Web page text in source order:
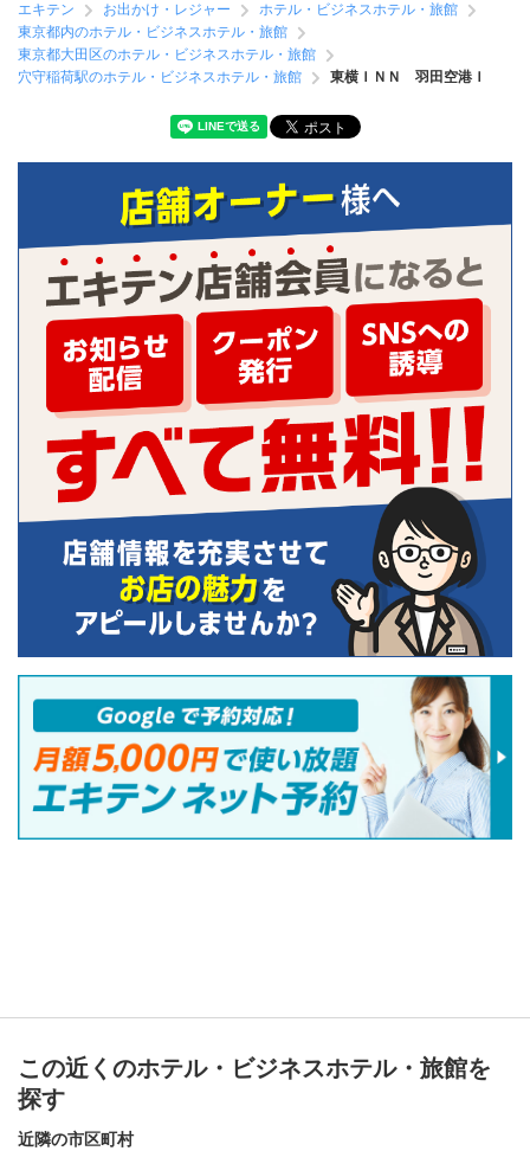
エキテン
お出かけ・レジャー
ホテル・ビジネスホテル・旅館
東京都内のホテル・ビジネスホテル・旅館
東京都大田区のホテル・ビジネスホテル・旅館
穴守稲荷駅のホテル・ビジネスホテル・旅館
東横ＩＮＮ 羽田空港Ｉ
この近くのホテル・ビジネスホテル・旅館を
探す
近隣の市区町村